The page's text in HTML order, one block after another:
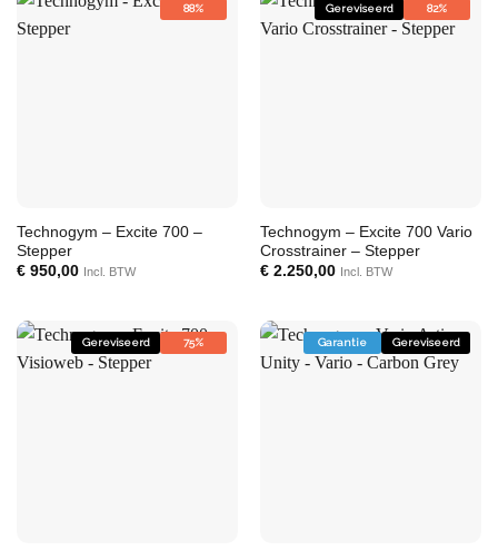
88%
Technogym – Excite 700 –
Stepper
€950,00 Incl. BTW
Gereviseerd 82%
Technogym – Excite 700 Vario
Crosstrainer – Stepper
€2.250,00 Incl. BTW
Gereviseerd 75% Garantie Gereviseerd